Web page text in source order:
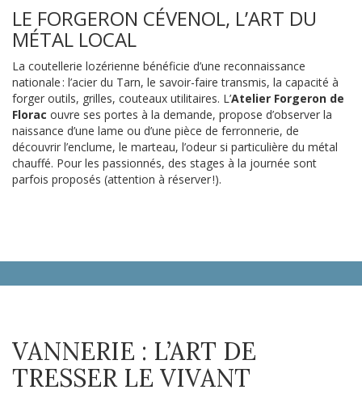
LE FORGERON CÉVENOL, L’ART DU
MÉTAL LOCAL
La coutellerie lozérienne bénéficie d’une reconnaissance
nationale : l’acier du Tarn, le savoir-faire transmis, la capacité à
forger outils, grilles, couteaux utilitaires. L’Atelier Forgeron de
Florac ouvre ses portes à la demande, propose d’observer la
naissance d’une lame ou d’une pièce de ferronnerie, de
découvrir l’enclume, le marteau, l’odeur si particulière du métal
chauffé. Pour les passionnés, des stages à la journée sont
parfois proposés (attention à réserver !).
VANNERIE : L’ART DE
TRESSER LE VIVANT